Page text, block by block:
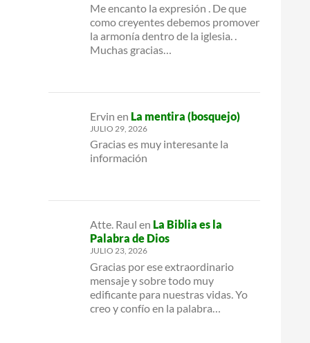
Me encanto la expresión . De que
como creyentes debemos promover
la armonía dentro de la iglesia. .
Muchas gracias…
Ervin en La mentira (bosquejo)
JULIO 29, 2026
Gracias es muy interesante la
información
Atte. Raul en La Biblia es la
Palabra de Dios
JULIO 23, 2026
Gracias por ese extraordinario
mensaje y sobre todo muy
edificante para nuestras vidas. Yo
creo y confío en la palabra…